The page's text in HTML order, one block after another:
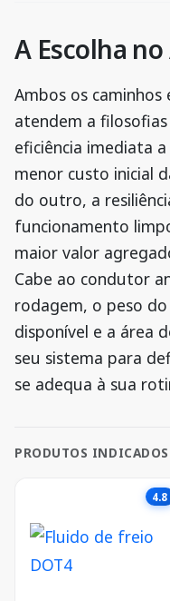
A Escolha
Ambos os
atendem a
eficiência imediata
menor custo inicial
do outro, a
funcionamento
maior valor
Cabe ao condutor
rodagem, o peso
disponível e a área
seu sistema para
se adequa à sua
PRODUTOS INDICADOS
4.8